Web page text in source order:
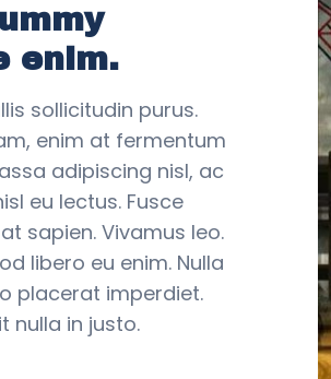
enim.
sollicitudin purus.
enim at fermentum
adipiscing nisl, ac
eu lectus. Fusce
sapien. Vivamus leo.
libero eu enim. Nulla
placerat imperdiet.
nulla in justo.